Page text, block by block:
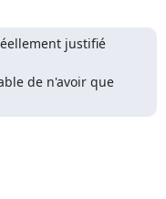
justifié
de n'avoir que